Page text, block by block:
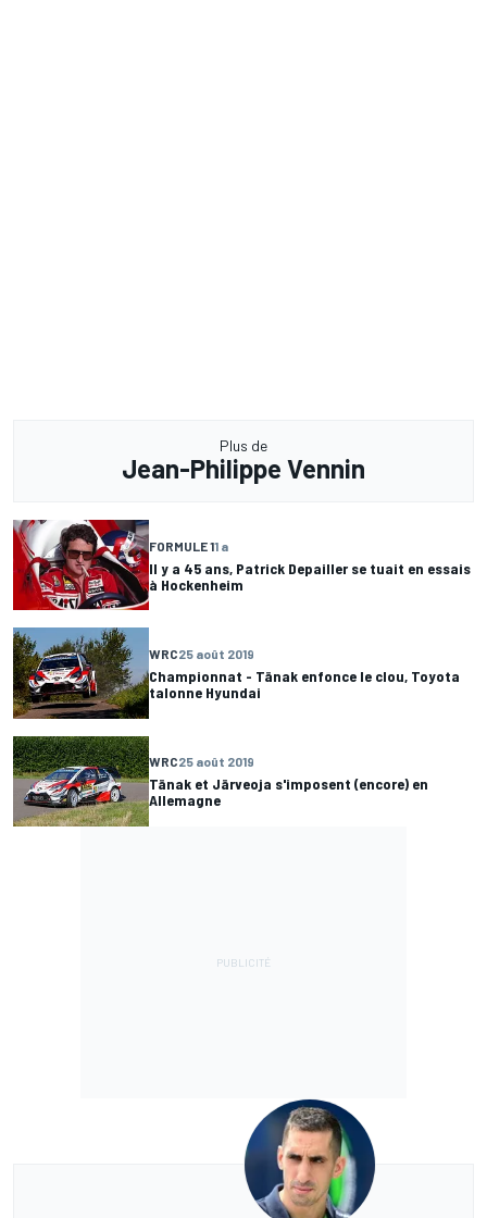
Plus de
Jean-Philippe Vennin
FORMULE 11 a
Il y a 45 ans, Patrick Depailler se tuait en essais
à Hockenheim
WRC25 août 2019
Championnat - Tänak enfonce le clou, Toyota
talonne Hyundai
WRC25 août 2019
Tänak et Järveoja s'imposent (encore) en
Allemagne